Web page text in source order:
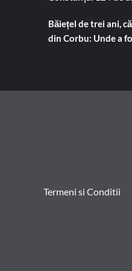
Băiețel de trei ani,
din Corbu: Unde a
Termeni si Conditii